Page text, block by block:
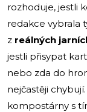
rozhoduje, jestli
redakce vybrala
z reálných
jestli přisypat
nebo zda do
nejčastěji
kompostárny s